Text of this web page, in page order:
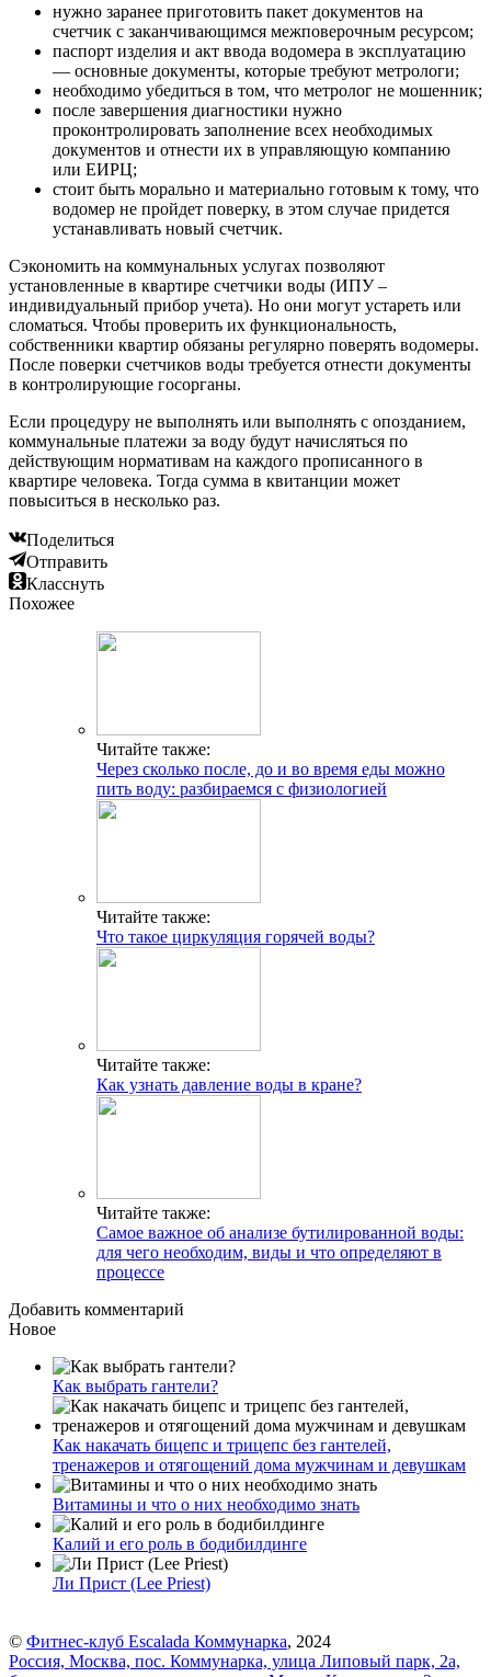
нужно заранее приготовить пакет документов на
счетчик с заканчивающимся межповерочным ресурсом;
паспорт изделия и акт ввода водомера в эксплуатацию
— основные документы, которые требуют метрологи;
необходимо убедиться в том, что метролог не мошенник;
после завершения диагностики нужно
проконтролировать заполнение всех необходимых
документов и отнести их в управляющую компанию
или ЕИРЦ;
стоит быть морально и материально готовым к тому, что
водомер не пройдет поверку, в этом случае придется
устанавливать новый счетчик.
Сэкономить на коммунальных услугах позволяют
установленные в квартире счетчики воды (ИПУ –
индивидуальный прибор учета). Но они могут устареть или
сломаться. Чтобы проверить их функциональность,
собственники квартир обязаны регулярно поверять водомеры.
После поверки счетчиков воды требуется отнести документы
в контролирующие госорганы.
Если процедуру не выполнять или выполнять с опозданием,
коммунальные платежи за воду будут начисляться по
действующим нормативам на каждого прописанного в
квартире человека. Тогда сумма в квитанции может
повыситься в несколько раз.
Поделиться
Отправить
Класснуть
Похожее
Читайте также:
Через сколько после, до и во время еды можно
пить воду: разбираемся с физиологией
Читайте также:
Что такое циркуляция горячей воды?
Читайте также:
Как узнать давление воды в кране?
Читайте также:
Самое важное об анализе бутилированной воды:
для чего необходим, виды и что определяют в
процессе
Добавить комментарий
Новое
Как выбрать гантели?
Как накачать бицепс и трицепс без гантелей,
тренажеров и отягощений дома мужчинам и девушкам
Витамины и что о них необходимо знать
Калий и его роль в бодибилдинге
Ли Прист (Lee Priest)
© Фитнес-клуб Escalada Коммунарка, 2024
Россия, Москва, пос. Коммунарка, улица Липовый парк, 2а,